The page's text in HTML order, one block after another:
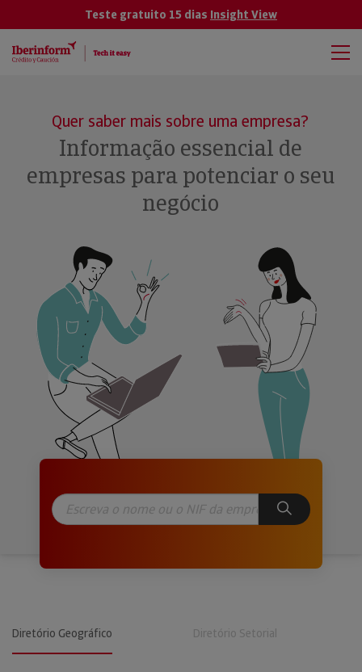
Teste gratuito 15 dias Insight View
Quer saber mais sobre uma empresa?
Informação essencial de
empresas para potenciar o seu
negócio
Diretório Geográfico Diretório Setorial